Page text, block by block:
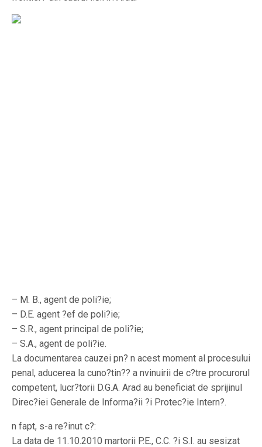
– M. B., agent de poli?ie;
– D.E. agent ?ef de poli?ie;
– S.R., agent principal de poli?ie;
– S.A., agent de poli?ie.
La documentarea cauzei pn? n acest moment al procesului
penal, aducerea la cuno?tin?? a nvinuirii de c?tre procurorul
competent, lucr?torii D.G.A. Arad au beneficiat de sprijinul
Direc?iei Generale de Informa?ii ?i Protec?ie Intern?.
n fapt, s-a re?inut c?:
La data de 11.10.2010 martorii P.E., C.C. ?i S.I. au sesizat